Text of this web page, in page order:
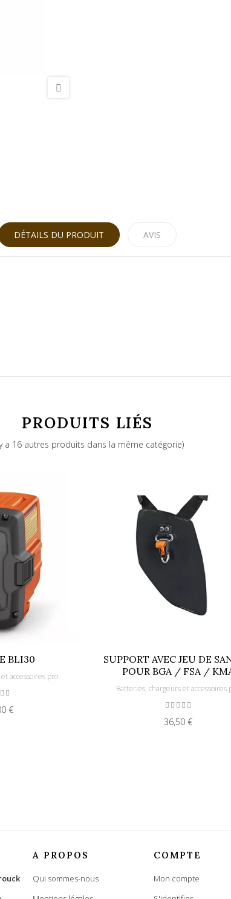
DÉTAILS DU PRODUIT AVIS
PRODUITS LIÉS
a 16 autres produits dans la même catégorie)
BLI30
accessoires pro
€
SUPPORT AVEC JEU DE
POUR BGA / FSA /
Batteries, chargeurs et accessoires
36,50 €
A PROPOS
Qui sommes-nous
COMPTE
Mon compte